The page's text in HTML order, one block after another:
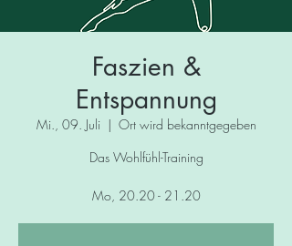
Faszien &
Entspannung
Mi., 09. Juli
  |
Ort wird bekanntgegeben
Das Wohlfühl-Training
Mo, 20.20 - 21.20